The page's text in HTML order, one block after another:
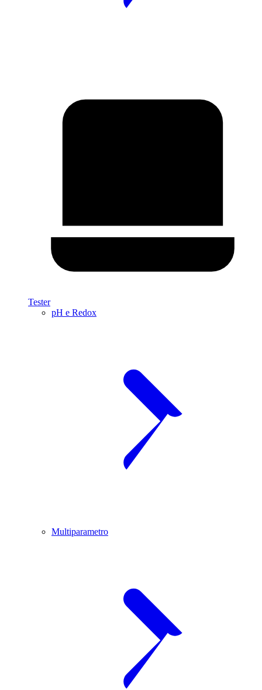
Tester
pH e Redox
Multiparametro